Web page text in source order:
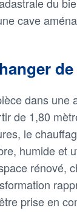
du
cave
dans une
de 1,80
le
humide et
rénové,
prise en